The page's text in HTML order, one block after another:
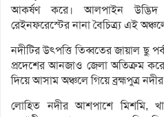
আকর্ষণ করে। আলপাইন
রেইনফরেস্টের নানা বৈচিত্র্য এই
নদীটির উৎপত্তি তিব্বতের জায়াল ছু
প্রদেশের আনজাও জেলা অতিক্রম
দিয়ে আসাম অঞ্চলে গিয়ে ব্রহ্মপুত্র
লোহিত নদীর আশপাশে মিশমি,